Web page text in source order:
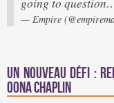
going to
— Empire
Un nouveau défi :
Oona Chaplin